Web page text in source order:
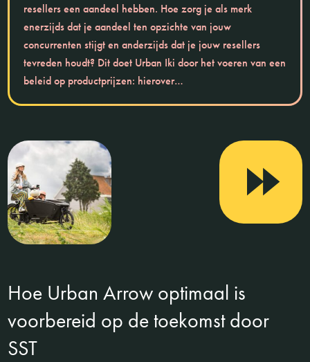
resellers een aandeel hebben. Hoe zorg je als merk
enerzijds dat je aandeel ten opzichte van jouw
concurrenten stijgt en anderzijds dat je jouw resellers
tevreden houdt? Dit doet Urban Iki door het voeren van een
beleid op productprijzen: hierover…
Hoe Urban Arrow optimaal is
voorbereid op de toekomst door
SST